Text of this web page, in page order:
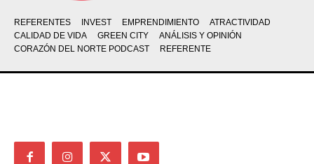
REFERENTES INVEST EMPRENDIMIENTO
ATRACTIVIDAD
CALIDAD DE VIDA
GREEN CITY
ANÁLISIS Y OPINIÓN
CORAZÓN DEL NORTE PODCAST
REFERENTE